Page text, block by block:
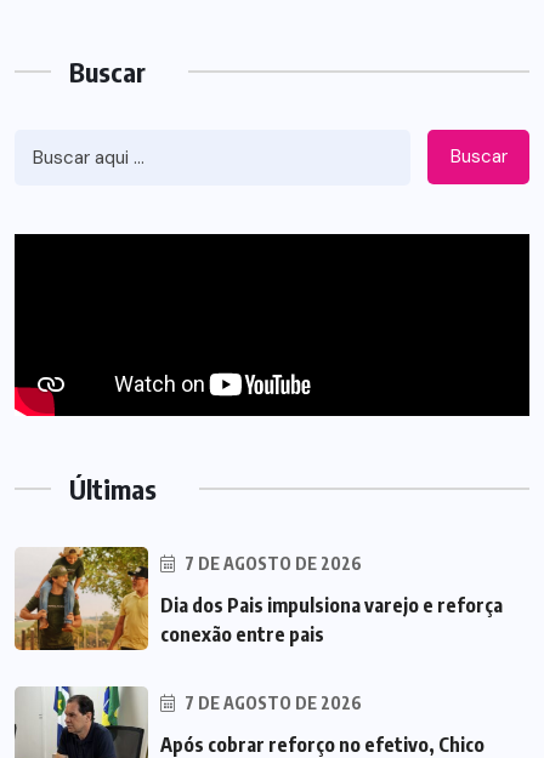
Buscar
Buscar
Últimas
7 DE AGOSTO DE 2026
Dia dos Pais impulsiona varejo e reforça
conexão entre pais
7 DE AGOSTO DE 2026
Após cobrar reforço no efetivo, Chico